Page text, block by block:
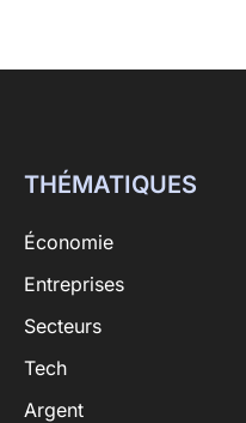
THÉMATIQUES
Économie
Entreprises
Secteurs
Tech
Argent